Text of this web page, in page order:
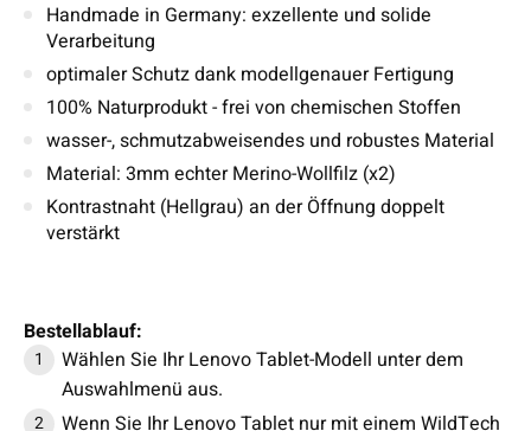
Handmade in Germany: exzellente und solide
Verarbeitung
optimaler Schutz dank modellgenauer Fertigung
100% Naturprodukt - frei von chemischen Stoffen
wasser-, schmutzabweisendes und robustes Material
Material: 3mm echter Merino-Wollfilz (x2)
Kontrastnaht (Hellgrau) an der Öffnung doppelt
verstärkt
Bestellablauf:
Wählen Sie Ihr Lenovo Tablet-Modell unter dem
Auswahlmenü aus.
Wenn Sie Ihr Lenovo Tablet nur mit einem WildTech